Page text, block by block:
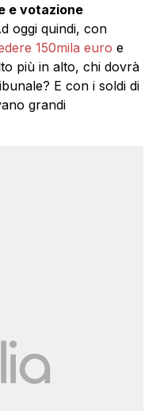
e votazione
oggi quindi, con
150mila euro e
più in alto, chi dovrà
E con i soldi di
grandi